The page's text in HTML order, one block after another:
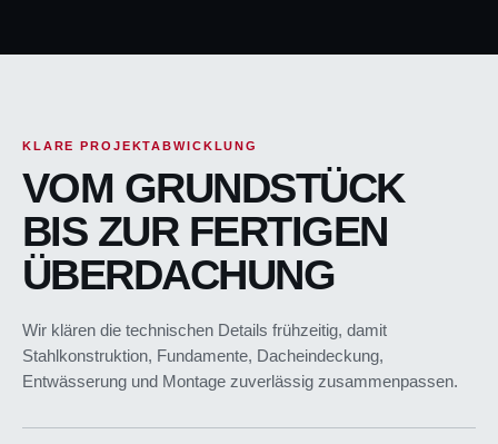
KLARE PROJEKTABWICKLUNG
VOM GRUNDSTÜCK
BIS ZUR FERTIGEN
ÜBERDACHUNG
Wir klären die technischen Details frühzeitig, damit
Stahlkonstruktion, Fundamente, Dacheindeckung,
Entwässerung und Montage zuverlässig zusammenpassen.